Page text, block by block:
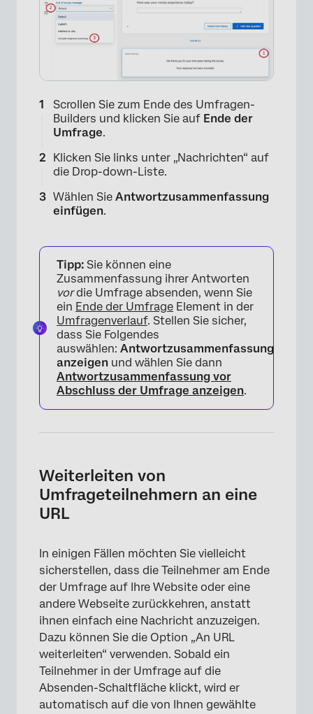
×
Scrollen Sie zum Ende des Umfragen-
Builders und klicken Sie auf Ende der
Umfrage.
Klicken Sie links unter „Nachrichten“ auf
die Drop-down-Liste.
Wählen Sie Antwortzusammenfassung
einfügen.
Tipp: Sie können eine
Zusammenfassung ihrer Antworten
vordie Umfrage absenden, wenn Sie
ein Ende der Umfrage Element in der
Umfragenverlauf. Stellen Sie sicher,
dass Sie Folgendes
auswählen: Antwortzusammenfassung
anzeigen und wählen Sie dann
Antwortzusammenfassung vor
Abschluss der Umfrage anzeigen.
Weiterleiten von
Umfrageteilnehmern an eine
URL
In einigen Fällen möchten Sie vielleicht
sicherstellen, dass die Teilnehmer am Ende
der Umfrage auf Ihre Website oder eine
andere Webseite zurückkehren, anstatt
ihnen einfach eine Nachricht anzuzeigen.
Dazu können Sie die Option „An URL
weiterleiten“ verwenden. Sobald ein
Teilnehmer in der Umfrage auf die
Absenden-Schaltfläche klickt, wird er
automatisch auf die von Ihnen gewählte